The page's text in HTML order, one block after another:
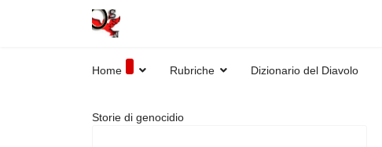
Home Rubriche Dizionario del Diavolo
Storie di genocidio